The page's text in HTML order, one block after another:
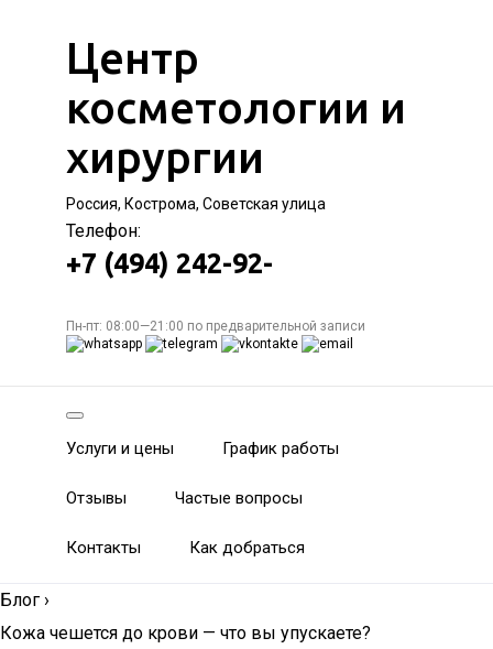
Центр
косметологии и
хирургии
Россия, Кострома, Советская улица
Телефон:
+7 (494) 242-92-
Пн-пт: 08:00—21:00 по предварительной записи
Услуги и цены График работы
Отзывы Частые вопросы
Контакты Как добраться
Блог ›
Кожа чешется до крови — что вы упускаете?